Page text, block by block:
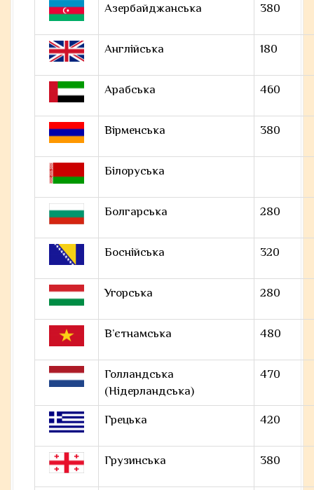
Азербайджанська 380
Англійська 180
Арабська 460
Вірменська 380
Білоруська
Болгарська 280
Боснійська 320
Угорська 280
В’єтнамська 480
Голландська
(Нідерландська)
470
Грецька 420
Грузинська 380